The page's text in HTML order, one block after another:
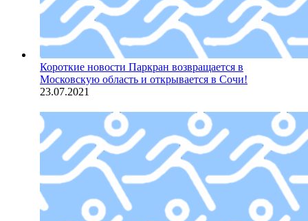
Короткие новости Паркран возвращается в
Московскую область и открывается в Сочи!
23.07.2021